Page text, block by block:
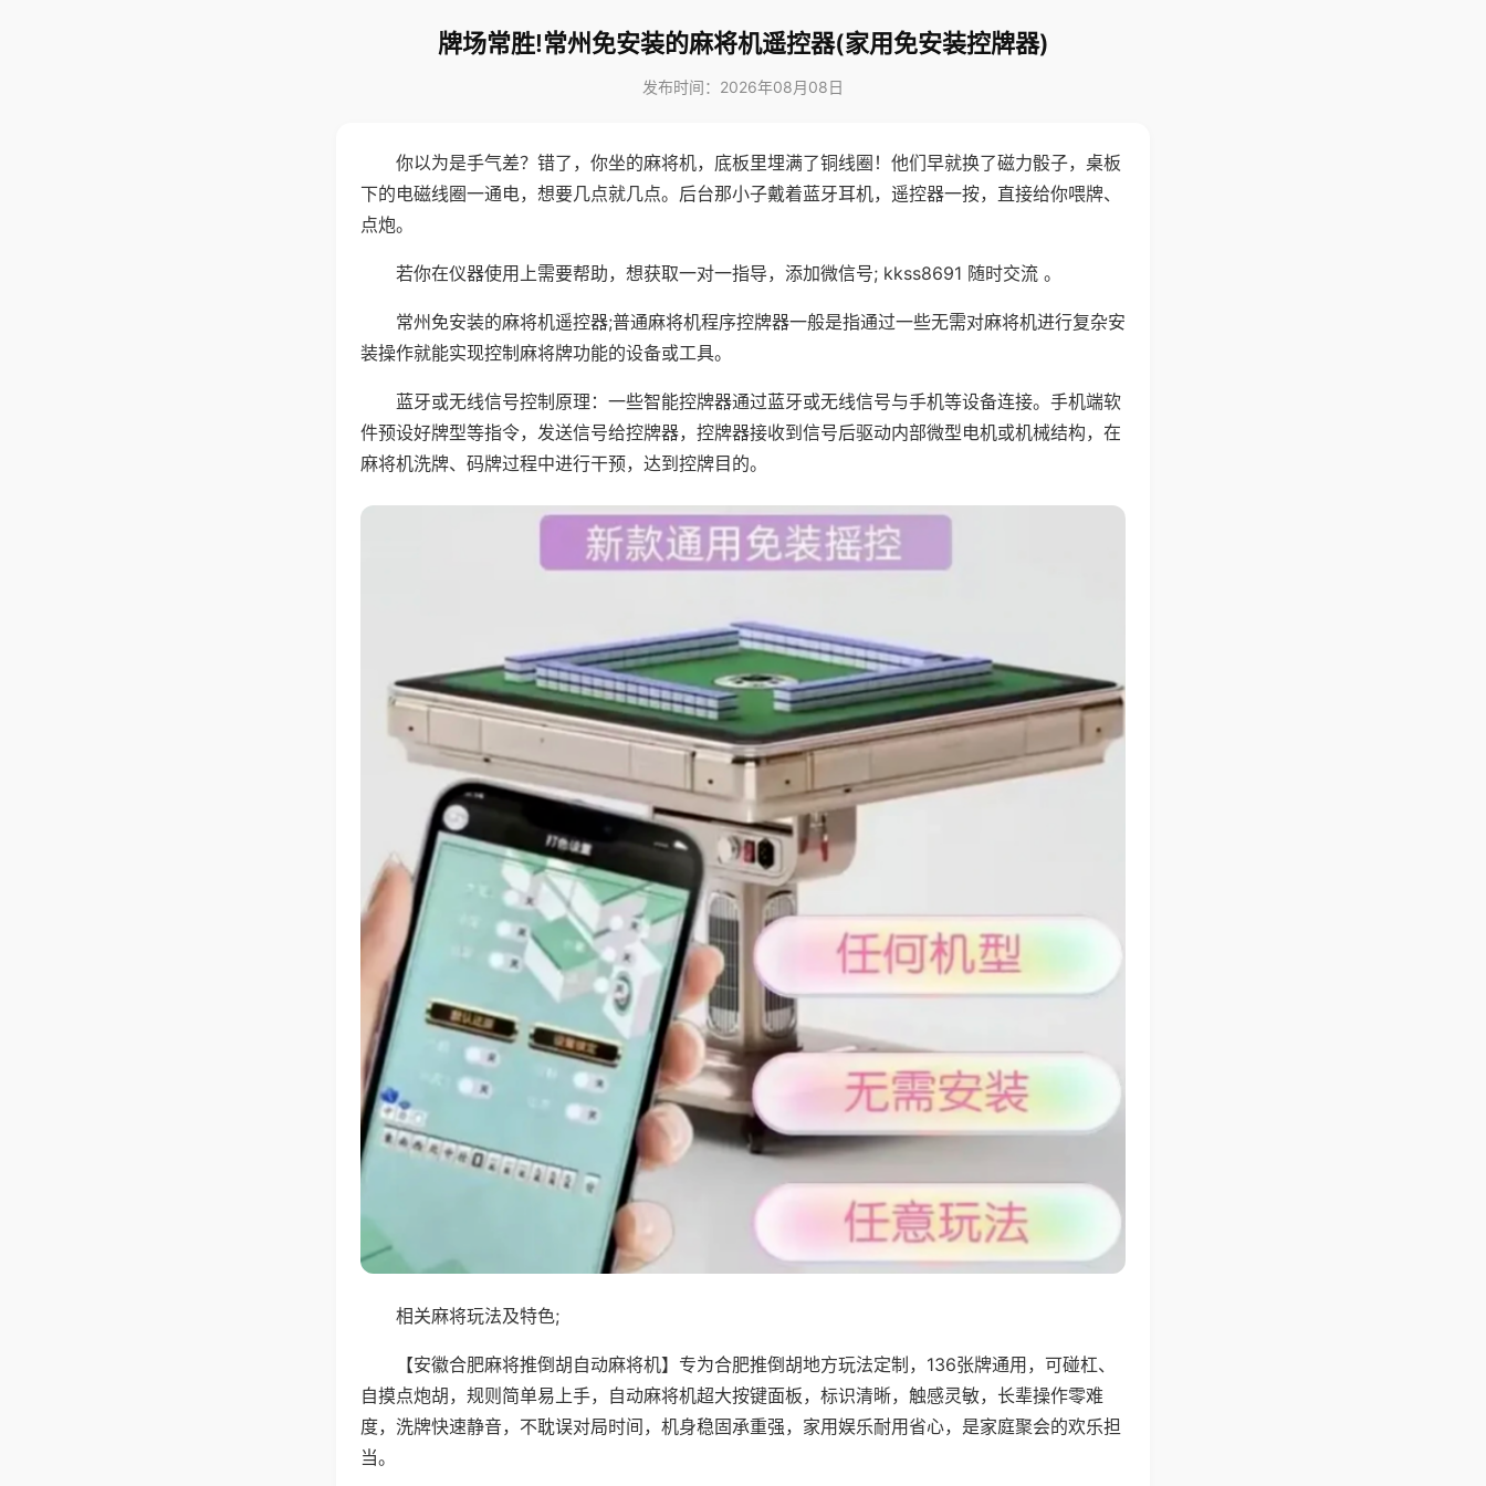
牌场常胜!常州免安装的麻将机遥控器(家用免安装控牌器)
发布时间：2026年08月08日
你以为是手气差？错了，你坐的麻将机，底板里埋满了铜线圈！他们早就换了磁力骰子，桌板
下的电磁线圈一通电，想要几点就几点。后台那小子戴着蓝牙耳机，遥控器一按，直接给你喂牌、
点炮。
若你在仪器使用上需要帮助，想获取一对一指导，添加微信号; kkss8691 随时交流 。
常州免安装的麻将机遥控器;普通麻将机程序控牌器一般是指通过一些无需对麻将机进行复杂安
装操作就能实现控制麻将牌功能的设备或工具。
蓝牙或无线信号控制原理：一些智能控牌器通过蓝牙或无线信号与手机等设备连接。手机端软
件预设好牌型等指令，发送信号给控牌器，控牌器接收到信号后驱动内部微型电机或机械结构，在
麻将机洗牌、码牌过程中进行干预，达到控牌目的。
相关麻将玩法及特色;
【安徽合肥麻将推倒胡自动麻将机】专为合肥推倒胡地方玩法定制，136张牌通用，可碰杠、
自摸点炮胡，规则简单易上手，自动麻将机超大按键面板，标识清晰，触感灵敏，长辈操作零难
度，洗牌快速静音，不耽误对局时间，机身稳固承重强，家用娱乐耐用省心，是家庭聚会的欢乐担
当。